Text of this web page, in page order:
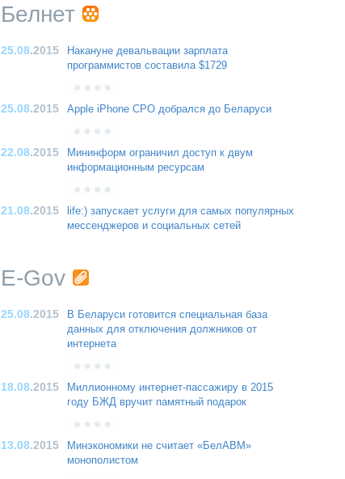
Белнет
25.08.2015
Накануне девальвации зарплата
программистов составила $1729
25.08.2015 Apple iPhone CPO добрался до Беларуси
22.08.2015
Мининформ ограничил доступ к двум
информационным ресурсам
21.08.2015
life:) запускает услуги для самых популярных
мессенджеров и социальных сетей
E-Gov
25.08.2015
В Беларуси готовится специальная база
данных для отключения должников от
интернета
18.08.2015
Миллионному интернет-пассажиру в 2015
году БЖД вручит памятный подарок
13.08.2015
Минэкономики не считает «БелАВМ»
монополистом